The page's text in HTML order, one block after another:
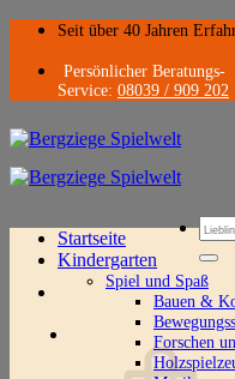
Zum
springen
Seit über 40 Jahren
Persönlicher Beratungs-
Service: 08039 / 909 202
Startseite
Kindergarten
Spiel und Spaß
Bauen &
Forschen